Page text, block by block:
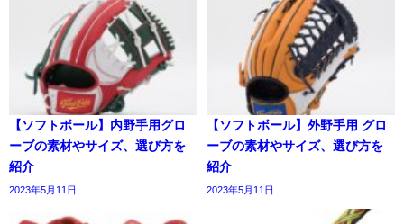
【ソフトボール】内野手用グロ
ーブの素材やサイズ、選び方を
紹介
2023年5月11日
【ソフトボール】外野手用 グロ
ーブの素材やサイズ、選び方を
紹介
2023年5月11日